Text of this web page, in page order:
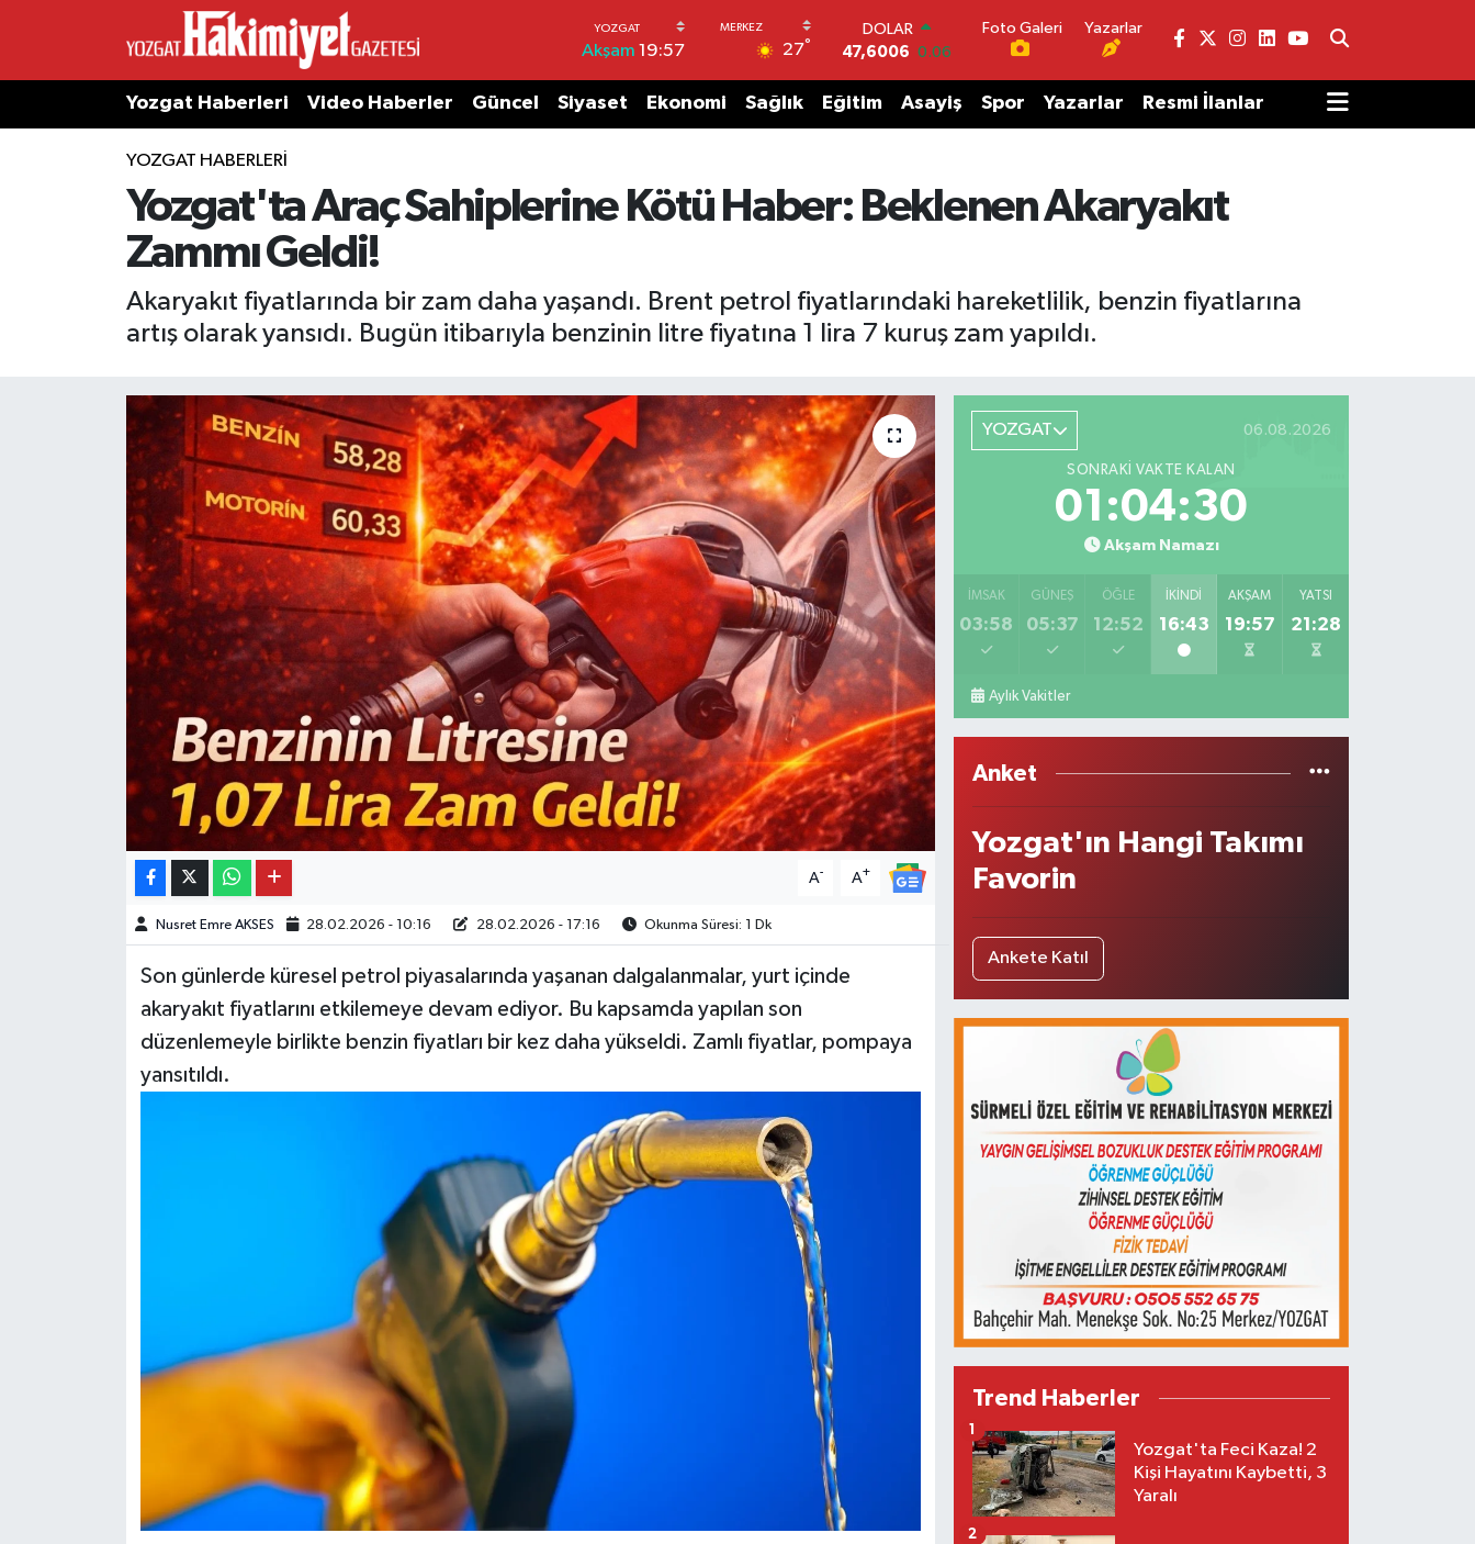
Akşam 19:57 27°
DOLAR
47,6006 0.06
55,0250 0.02
6513.94
0.32
BİST100
Foto Galeri Yazarlar
Yozgat Haberleri Video Haberler Güncel Siyaset Ekonomi Sağlık Eğitim Asayiş Spor Yazarlar Resmi İlanlar
YOZGAT HABERLERI
Yozgat'ta Araç Sahiplerine Kötü Haber: Beklenen Akaryakıt
Zammı Geldi!
Akaryakıt fiyatlarında bir zam daha yaşandı. Brent petrol fiyatlarındaki hareketlilik, benzin fiyatlarına
artış olarak yansıdı. Bugün itibarıyla benzinin litre fiyatına 1 lira 7 kuruş zam yapıldı.
A- A+
Nusret Emre AKSES 28.02.2026 - 10:16 28.02.2026 - 17:16 Okunma Süresi: 1 Dk
Son günlerde küresel petrol piyasalarında yaşanan dalgalanmalar, yurt içinde
akaryakıt fiyatlarını etkilemeye devam ediyor. Bu kapsamda yapılan son
düzenlemeyle birlikte benzin fiyatları bir kez daha yükseldi. Zamlı fiyatlar, pompaya
yansıtıldı.
YOZGAT 06.08.2026
SONRAKI VAKTE KALAN
01:04:30
Akşam Namazı
İMSAK
03:58
GÜNEŞ
05:37
ÖĞLE
12:52
İKINDI
16:43
AKŞAM
19:57
YATSI
21:28
Aylık Vakitler
Anket
Yozgat'ın Hangi Takımı
Favorin
Ankete Katıl
Trend Haberler
Yozgat'ta Feci Kaza! 2
Kişi Hayatını Kaybetti, 3
Yaralı
1
2